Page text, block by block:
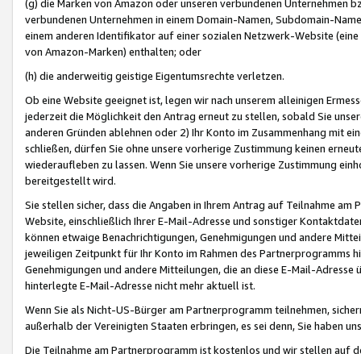
(g) die Marken von Amazon oder unseren verbundenen Unternehmen
verbundenen Unternehmen in einem Domain-Namen, Subdomain-
einem anderen Identifikator auf einer sozialen Netzwerk-Website
von Amazon-Marken) enthalten; oder
(h) die anderweitig geistige Eigentumsrechte verletzen.
Ob eine Website geeignet ist, legen wir nach unserem alleinigen
jederzeit die Möglichkeit den Antrag erneut zu stellen, sobald Sie
anderen Gründen ablehnen oder 2) Ihr Konto im Zusammenhang mit
schließen, dürfen Sie ohne unsere vorherige Zustimmung keinen
wiederaufleben zu lassen. Wenn Sie unsere vorherige Zustimmung
bereitgestellt wird.
Sie stellen sicher, dass die Angaben in Ihrem Antrag auf Teilnahme
Website, einschließlich Ihrer E-Mail-Adresse und sonstiger
können etwaige Benachrichtigungen, Genehmigungen und andere
jeweiligen Zeitpunkt für Ihr Konto im Rahmen des Partnerprogramms
Genehmigungen und andere Mitteilungen, die an diese E-Mail-
hinterlegte E-Mail-Adresse nicht mehr aktuell ist.
Wenn Sie als Nicht-US-Bürger am Partnerprogramm teilnehmen,
außerhalb der Vereinigten Staaten erbringen, es sei denn, Sie haben
Die Teilnahme am Partnerprogramm ist kostenlos und wir stellen auf